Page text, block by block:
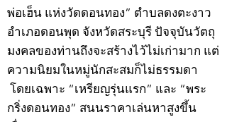
พ่อเฮ็น แห่งวัดดอนทอง” ตำบลดงตะงาว
อำเภอดอนพุด จังหวัดสระบุรี ปัจจุบันวัตถุ
มงคลของท่านถึงจะสร้างไว้ไม่เก่ามาก แต่
ความนิยมในหมู่นักสะสมก็ไม่ธรรมดา
โดยเฉพาะ “เหรียญรุ่นแรก” และ “พระ
กริ่งดอนทอง” สนนราคาเล่นหาสูงขึ้น